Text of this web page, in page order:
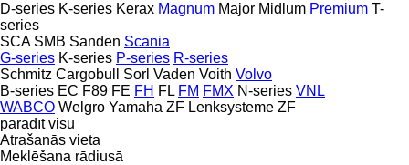
D-series K-series Kerax Magnum Major Midlum Premium T-
series
SCA SMB Sanden Scania
G-series K-series P-series R-series
Schmitz Cargobull
Sorl Vaden Voith Volvo
B-series EC F89 FE FH FL FM FMX N-series VNL
WABCO Welgro Yamaha ZF Lenksysteme ZF
parādīt visu
Atrašanās vieta
Meklēšana rādiusā